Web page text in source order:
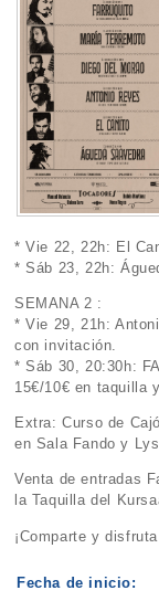
* Vie 22, 22h: El
* Sáb 23, 22h:
SEMANA 2 :
* Vie 29, 21h:
con invitación.
* Sáb 30, 20:30h:
15€/10€ en taquilla
Extra: Curso de
en Sala Fando y
Venta de entradas
la Taquilla del
¡Comparte y
Fecha de inicio: